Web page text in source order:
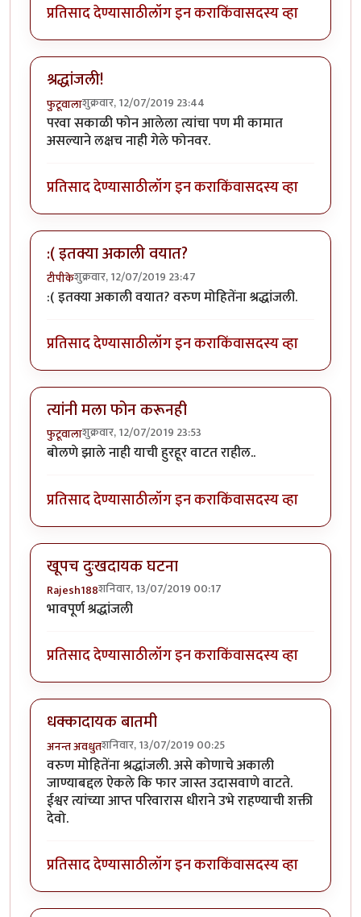
प्रतिसाद देण्यासाठीलॉग इन कराकिंवासदस्य व्हा
श्रद्धांजली!
फुटूवालाशुक्रवार, 12/07/2019 23:44
परवा सकाळी फोन आलेला त्यांचा पण मी कामात
असल्याने लक्षच नाही गेले फोनवर.
प्रतिसाद देण्यासाठीलॉग इन कराकिंवासदस्य व्हा
:( इतक्या अकाली वयात?
टीपीकेशुक्रवार, 12/07/2019 23:47
:( इतक्या अकाली वयात? वरुण मोहितेंना श्रद्धांजली.
प्रतिसाद देण्यासाठीलॉग इन कराकिंवासदस्य व्हा
त्यांनी मला फोन करूनही
फुटूवालाशुक्रवार, 12/07/2019 23:53
बोलणे झाले नाही याची हुरहूर वाटत राहील..
प्रतिसाद देण्यासाठीलॉग इन कराकिंवासदस्य व्हा
खूपच दुःखदायक घटना
Rajesh188शनिवार, 13/07/2019 00:17
भावपूर्ण श्रद्धांजली
प्रतिसाद देण्यासाठीलॉग इन कराकिंवासदस्य व्हा
धक्कादायक बातमी
अनन्त अवधुतशनिवार, 13/07/2019 00:25
वरुण मोहितेंना श्रद्धांजली. असे कोणाचे अकाली
जाण्याबद्दल ऐकले कि फार जास्त उदासवाणे वाटते.
ईश्वर त्यांच्या आप्त परिवारास धीराने उभे राहण्याची शक्ती
देवो.
प्रतिसाद देण्यासाठीलॉग इन कराकिंवासदस्य व्हा